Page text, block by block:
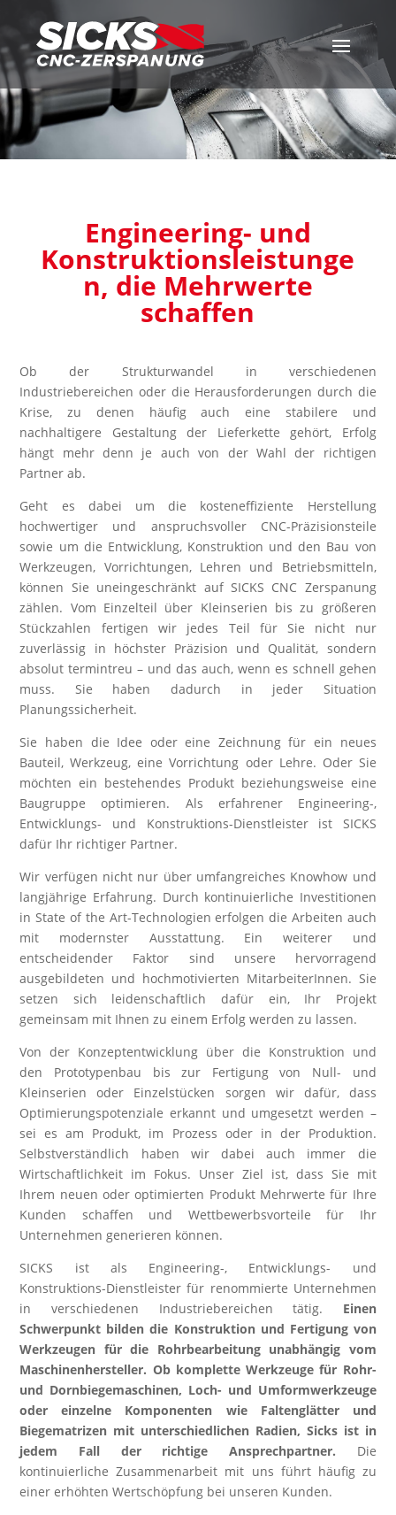
Engineering- und
Konstruktionsleistunge
n, die Mehrwerte
schaffen
Ob der Strukturwandel in verschiedenen
Industriebereichen oder die Herausforderungen durch die
Krise, zu denen häufig auch eine stabilere und
nachhaltigere Gestaltung der Lieferkette gehört, Erfolg
hängt mehr denn je auch von der Wahl der richtigen
Partner ab.
Geht es dabei um die kosteneffiziente Herstellung
hochwertiger und anspruchsvoller CNC-Präzisionsteile
sowie um die Entwicklung, Konstruktion und den Bau von
Werkzeugen, Vorrichtungen, Lehren und Betriebsmitteln,
können Sie uneingeschränkt auf SICKS CNC Zerspanung
zählen. Vom Einzelteil über Kleinserien bis zu größeren
Stückzahlen fertigen wir jedes Teil für Sie nicht nur
zuverlässig in höchster Präzision und Qualität, sondern
absolut termintreu – und das auch, wenn es schnell gehen
muss. Sie haben dadurch in jeder Situation
Planungssicherheit.
Sie haben die Idee oder eine Zeichnung für ein neues
Bauteil, Werkzeug, eine Vorrichtung oder Lehre. Oder Sie
möchten ein bestehendes Produkt beziehungsweise eine
Baugruppe optimieren. Als erfahrener Engineering-,
Entwicklungs- und Konstruktions-Dienstleister ist SICKS
dafür Ihr richtiger Partner.
Wir verfügen nicht nur über umfangreiches Knowhow und
langjährige Erfahrung. Durch kontinuierliche Investitionen
in State of the Art-Technologien erfolgen die Arbeiten auch
mit modernster Ausstattung. Ein weiterer und
entscheidender Faktor sind unsere hervorragend
ausgebildeten und hochmotivierten MitarbeiterInnen. Sie
setzen sich leidenschaftlich dafür ein, Ihr Projekt
gemeinsam mit Ihnen zu einem Erfolg werden zu lassen.
Von der Konzeptentwicklung über die Konstruktion und
den Prototypenbau bis zur Fertigung von Null- und
Kleinserien oder Einzelstücken sorgen wir dafür, dass
Optimierungspotenziale erkannt und umgesetzt werden –
sei es am Produkt, im Prozess oder in der Produktion.
Selbstverständlich haben wir dabei auch immer die
Wirtschaftlichkeit im Fokus. Unser Ziel ist, dass Sie mit
Ihrem neuen oder optimierten Produkt Mehrwerte für Ihre
Kunden schaffen und Wettbewerbsvorteile für Ihr
Unternehmen generieren können.
SICKS ist als Engineering-, Entwicklungs- und
Konstruktions-Dienstleister für renommierte Unternehmen
in verschiedenen Industriebereichen tätig.
Einen
Schwerpunkt bilden die Konstruktion und Fertigung von
Werkzeugen für die Rohrbearbeitung unabhängig vom
Maschinenhersteller. Ob komplette Werkzeuge für Rohr-
und Dornbiegemaschinen, Loch- und Umformwerkzeuge
oder einzelne Komponenten wie Faltenglätter und
Biegematrizen mit unterschiedlichen Radien, Sicks ist in
jedem Fall der richtige Ansprechpartner.
Die
kontinuierliche Zusammenarbeit mit uns führt häufig zu
einer erhöhten Wertschöpfung bei unseren Kunden.